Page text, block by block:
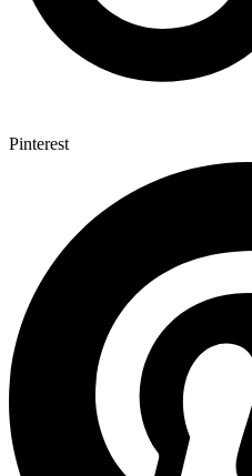
Pinterest